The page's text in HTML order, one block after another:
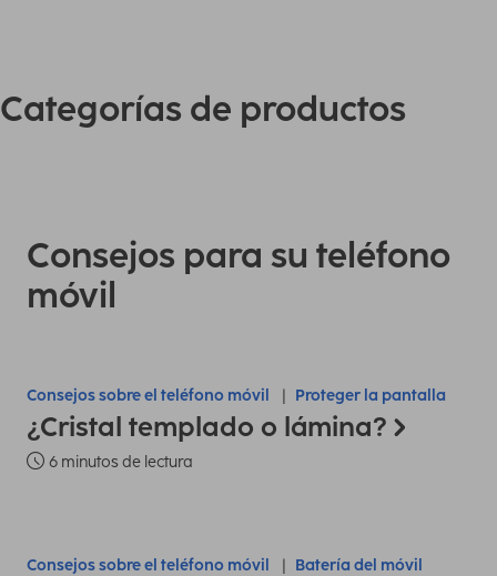
Categorías de productos
Consejos para su teléfono
móvil
Consejos sobre el teléfono móvil Proteger la pantalla
¿Cristal templado o lámina?
6 minutos de lectura
Consejos sobre el teléfono móvil Batería del móvil